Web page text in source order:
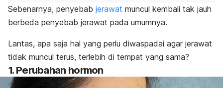
Sebenarnya, penyebab jerawat muncul kembali tak jauh
berbeda penyebab jerawat pada umumnya.
Lantas, apa saja hal yang perlu diwaspadai agar jerawat
tidak muncul terus, terlebih di tempat yang sama?
1. Perubahan hormon